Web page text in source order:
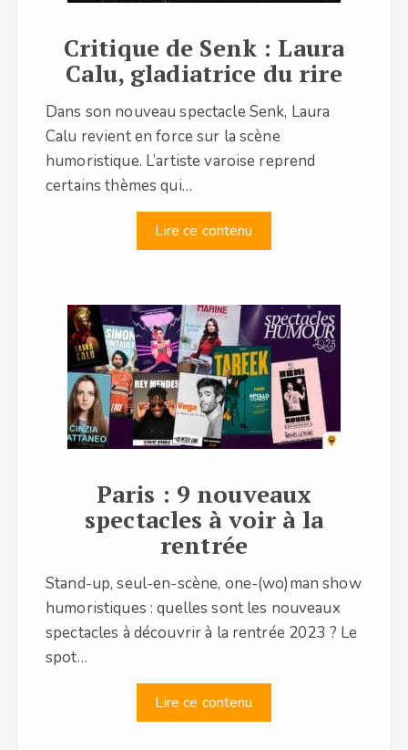
Critique de Senk : Laura
Calu, gladiatrice du rire
Dans son nouveau spectacle Senk, Laura
Calu revient en force sur la scène
humoristique. L’artiste varoise reprend
certains thèmes qui…
Lire ce contenu
Paris : 9 nouveaux
spectacles à voir à la
rentrée
Stand-up, seul-en-scène, one-(wo)man show
humoristiques : quelles sont les nouveaux
spectacles à découvrir à la rentrée 2023 ? Le
spot…
Lire ce contenu